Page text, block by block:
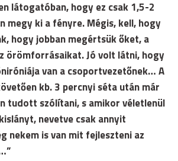
látogatóban, hogy ez csak 1,5-2
megy ki a fényre. Mégis, kell, hogy
hogy jobban megértsük őket, a
örömforrásaikat. Jó volt látni, hogy
van a csoportvezetőnek… A
kb. 3 percnyi séta után már
tudott szólítani, s amikor véletlenül
nevetve csak annyit
nekem is van mit fejleszteni az